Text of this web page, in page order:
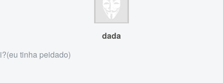
dada
tinha peidado)